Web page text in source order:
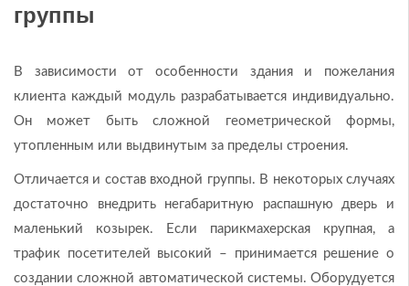
группы
В зависимости от особенности здания и пожелания
клиента каждый модуль разрабатывается индивидуально.
Он может быть сложной геометрической формы,
утопленным или выдвинутым за пределы строения.
Отличается и состав входной группы. В некоторых случаях
достаточно внедрить негабаритную распашную дверь и
маленький козырек. Если парикмахерская крупная, а
трафик посетителей высокий – принимается решение о
создании сложной автоматической системы. Оборудуется